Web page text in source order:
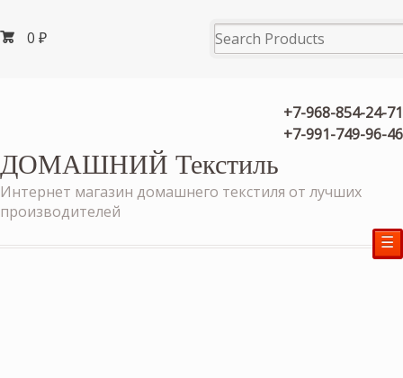
0 ₽
+7-968-854-24-71
+7-991-749-96-46
ДОМАШНИЙ Текстиль
Интернет магазин домашнего текстиля от лучших
производителей
☰